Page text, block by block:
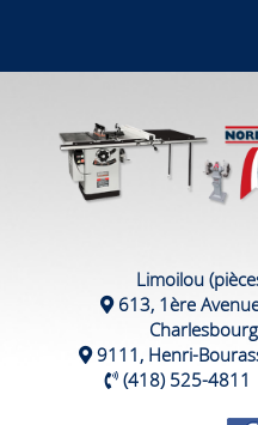
Limoilou
613, 1ère
9111, Henri-
(418) 525-4811